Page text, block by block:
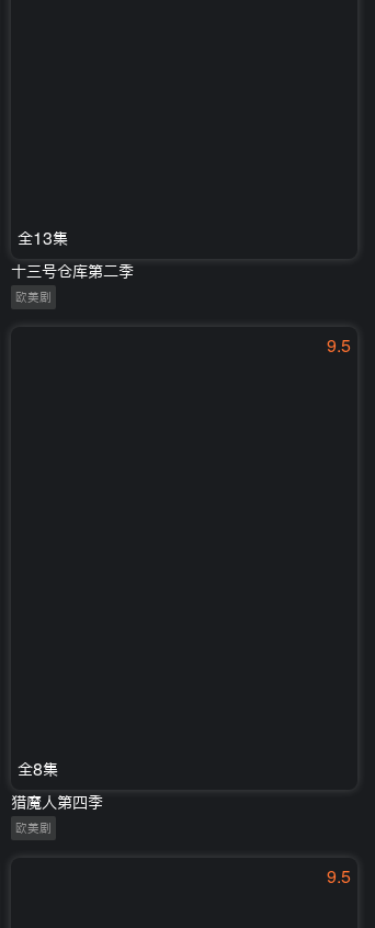
全13集
十三号仓库第二季
欧美剧
9.5
全8集
猎魔人第四季
欧美剧
9.5